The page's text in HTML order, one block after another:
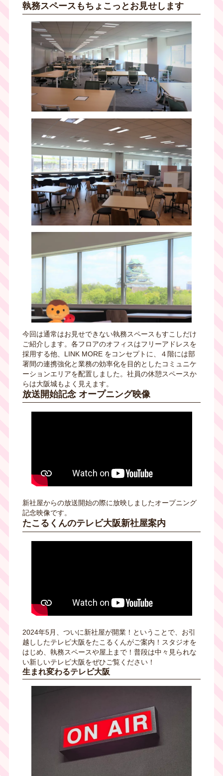
執務スペースもちょこっとお見せします
今回は通常はお見せできない執務スペースもすこしだけ
ご紹介します。各フロアのオフィスはフリーアドレスを
採用する他、LINK MORE をコンセプトに、４階には部
署間の連携強化と業務の効率化を目的としたコミュニケ
ーションエリアを配置しました。社員の休憩スペースか
らは大阪城もよく見えます。
放送開始記念 オープニング映像
新社屋からの放送開始の際に放映しましたオープニング
記念映像です。
たこるくんのテレビ大阪新社屋案内
2024年5月、ついに新社屋が開業！ということで、お引
越ししたテレビ大阪をたこるくんがご案内！スタジオを
はじめ、執務スペースや屋上まで！普段は中々見られな
い新しいテレビ大阪をぜひご覧ください！
生まれ変わるテレビ大阪